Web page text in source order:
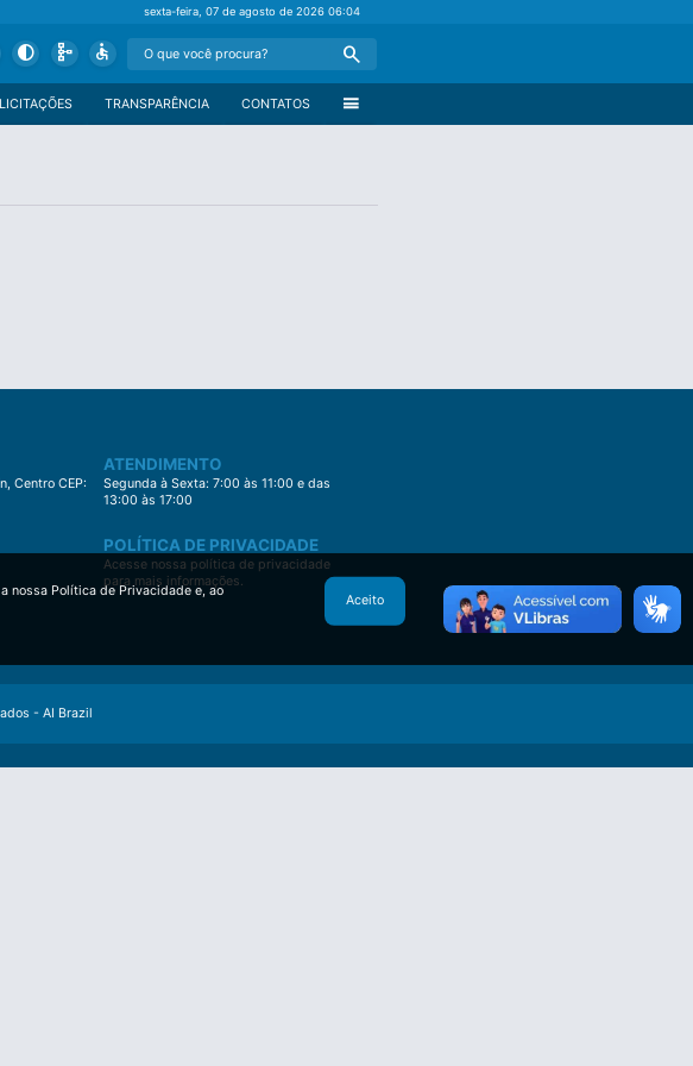
sexta-feira, 07 de agosto de 202606:04
Contrast Schema Accessible Search
menu
CONTATOS
TRANSPARÊNCIA
LICITAÇÕES
Centro CEP:
ATENDIMENTO
Segunda à Sexta: 7:00 às 11:00 e das
13:00 às 17:00
POLÍTICA DE PRIVACIDADE
Acesse nossa política de privacidade
para mais informações.
- AI Brazil
nossa Política de Privacidade e, ao
Aceito